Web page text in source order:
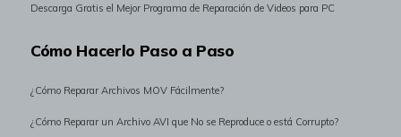
Descarga Gratis el Mejor Programa de Reparación de Videos para PC
Cómo Hacerlo Paso a Paso
¿Cómo Reparar Archivos MOV Fácilmente?
¿Cómo Reparar un Archivo AVI que No se Reproduce o está Corrupto?